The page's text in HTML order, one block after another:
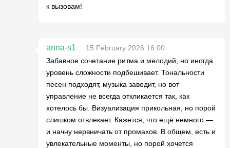
к вызовам!
anna-s1
15 February 2026 16:00
Забавное сочетание ритма и мелодий, но иногда
уровень сложности подбешивает. Тональности
песен подходят, музыка заводит, но вот
управление не всегда откликается так, как
хотелось бы. Визуализация прикольная, но порой
слишком отвлекает. Кажется, что ещё немного —
и начну нервничать от промахов. В общем, есть и
увлекательные моменты, но порой хочется